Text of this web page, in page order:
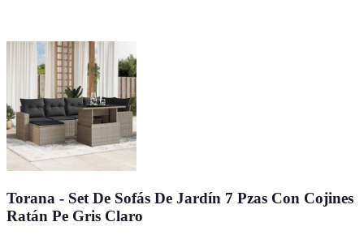
Torana - Set De Sofás De Jardín 7 Pzas Con Cojines
Ratán Pe Gris Claro